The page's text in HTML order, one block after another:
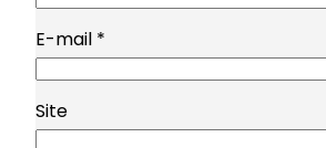
E-mail *
Site